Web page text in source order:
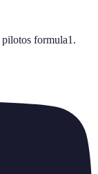
pilotos formula1 .